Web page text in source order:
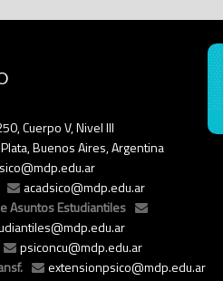
Cuerpo V, Nivel III
Buenos Aires, Argentina
acadsico@mdp.edu.ar
Asuntos Estudiantiles
psiconcu@mdp.edu.ar
extensionpsico@mdp.edu.ar